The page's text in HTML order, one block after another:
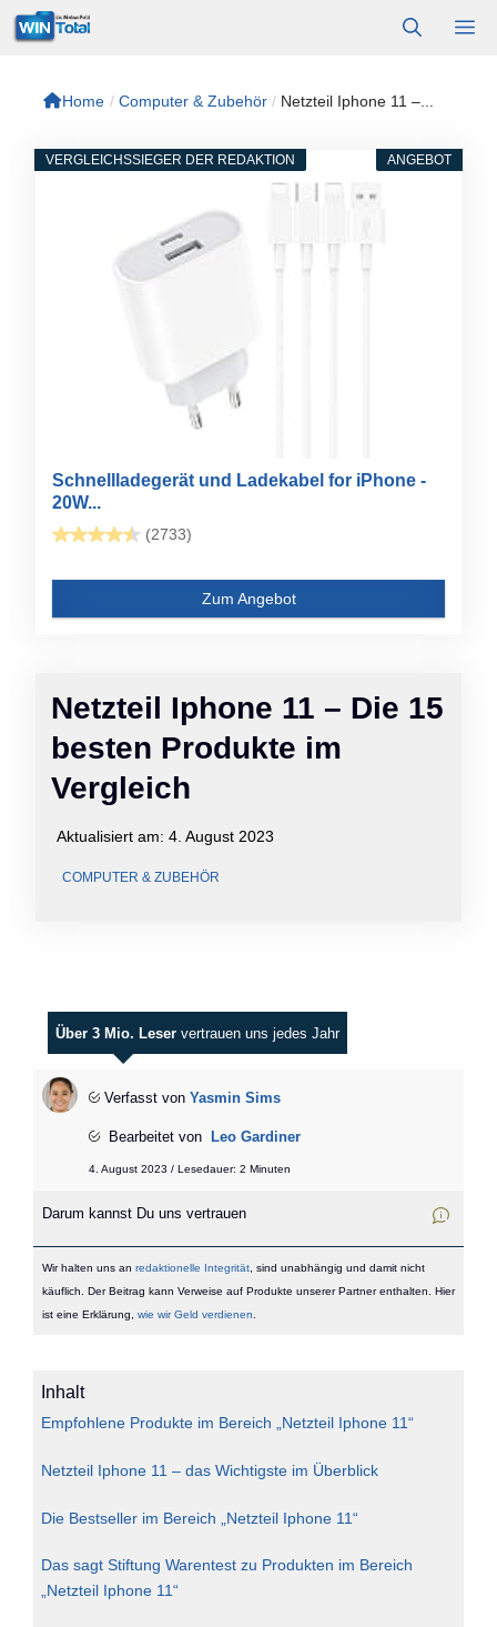
Zum
Inhalt
Home / Computer & Zubehör / Netzteil Iphone 11 –...
Netzteil Iphone 11 – Die 15
besten Produkte im
Vergleich
Aktualisiert am: 4. August 2023
COMPUTER & ZUBEHÖR
ANGEBOT
VERGLEICHSSIEGER DER REDAKTION
Schnellladegerät und Ladekabel for iPhone -
20W...
(2733)
Zum Angebot
Über 3 Mio. Leser vertrauen uns jedes Jahr
Verfasst von Yasmin Sims
Bearbeitet von Leo Gardiner
4. August 2023 / Lesedauer: 2 Minuten
Darum kannst Du uns vertrauen
Wir halten uns an redaktionelle Integrität, sind unabhängig und damit nicht
käuflich. Der Beitrag kann Verweise auf Produkte unserer Partner enthalten. Hier
ist eine Erklärung, wie wir Geld verdienen
Inhalt
Empfohlene Produkte im Bereich „Netzteil Iphone 11“
Netzteil Iphone 11 – das Wichtigste im Überblick
Die Bestseller im Bereich „Netzteil Iphone 11“
Das sagt Stiftung Warentest zu Produkten im Bereich
„Netzteil Iphone 11“